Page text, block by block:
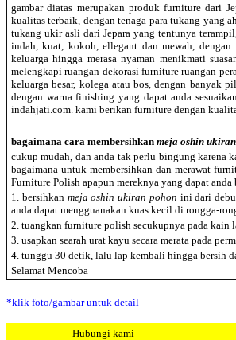
gambar diatas merupakan produk furniture dari
kualitas terbaik, dengan tenaga para tukang yang
tukang ukir asli dari Jepara yang tentunya
indah, kuat, kokoh, ellegant dan mewah,
keluarga hingga merasa nyaman menikmati
melengkapi ruangan dekorasi furniture ruangan
keluarga besar, kolega atau bos, dengan banyak
dengan warna finishing yang dapat anda
indahjati.com. kami berikan furniture dengan
bagaimana cara membersihkan meja oshin
cukup mudah, dan anda tak perlu bingung karena
bagaimana untuk membersihkan dan merawat
Furniture Polish apapun mereknya yang dapat
1. bersihkan meja oshin ukiran pohon ini dari
anda dapat mengguanakan kuas kecil di rongga-
2. tuangkan furniture polish secukupnya pada kain
3. usapkan searah urat kayu secara merata pada
4. tunggu 30 detik, lalu lap kembali hingga bersih
Selamat Mencoba
*klik foto/gambar untuk detail
Hubungi kami